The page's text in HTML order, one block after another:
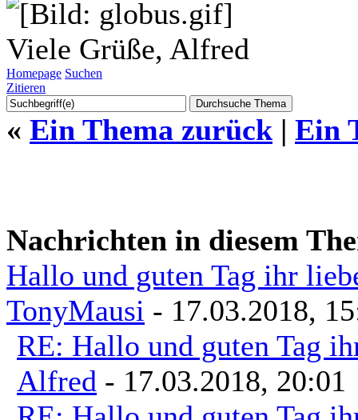
Viele Grüße, Alfred
Homepage Suchen
Zitieren
« Ein Thema zurück | Ein
Nachrichten in diesem
Hallo und guten Tag ihr
TonyMausi - 17.03.2018,
RE: Hallo und guten Tag
Alfred - 17.03.2018, 20:01